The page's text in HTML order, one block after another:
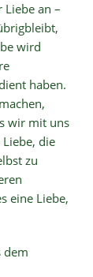
an –
wird
haben.
wir mit uns
die
zu
eine Liebe,
dem